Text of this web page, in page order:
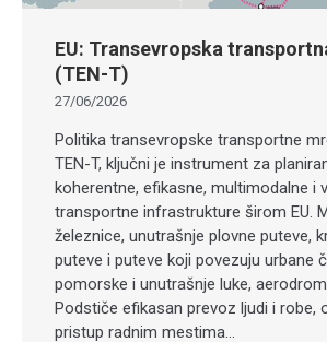
EU: Transevropska
(TEN-T)
27/06/2026
Politika transevropske transportne
TEN-T, ključni je instrument za
koherentne, efikasne, multimodalne i
transportne infrastrukture širom EU.
železnice, unutrašnje plovne puteve,
puteve i puteve koji povezuju urbane
pomorske i unutrašnje luke,
Podstiče efikasan prevoz ljudi i robe,
pristup radnim mestima…